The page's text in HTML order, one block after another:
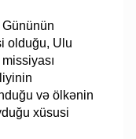
Gününün
olduğu, Ulu
və ölkənin
xüsusi